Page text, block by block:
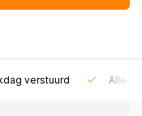
verstuurd Alleen